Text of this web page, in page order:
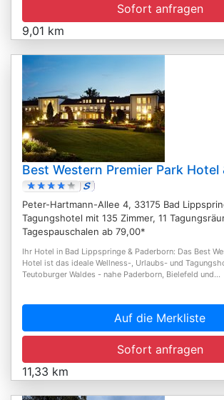
Sofort anfragen
9,01 km
Best Western Premier Park Hotel
Peter-Hartmann-Allee 4, 33175 Bad
Tagungshotel mit 135 Zimmer, 11
Tagespauschalen ab 79,00*
Ihr Hotel in Bad Lippspringe & Paderborn: Das Best
Hotel ist das ideale Wellness-, Urlaubs- und
Teutoburger Waldes - nahe Paderborn, Bielefeld und...
Auf die Merkliste
Sofort anfragen
11,33 km